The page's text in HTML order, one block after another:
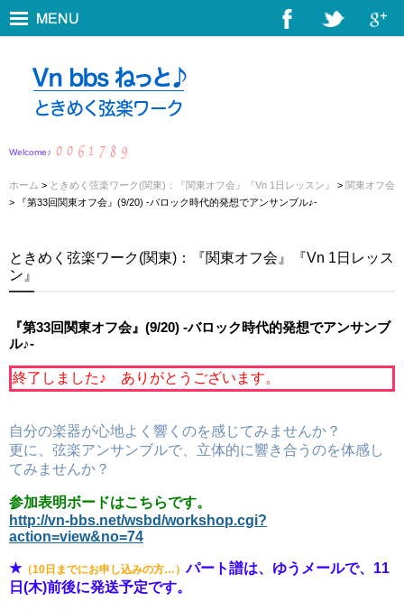
Welcome♪
ホーム > ときめく弦楽ワーク(関東)：『関東オフ会』『Vn 1日レッスン』 > 関東オフ会
> 『第33回関東オフ会』(9/20) -バロック時代的発想でアンサンブル♪-
ときめく弦楽ワーク(関東)：『関東オフ会』『Vn 1日レッス
ン』
『第33回関東オフ会』(9/20) -バロック時代的発想でアンサンブ
ル♪-
終了しました♪ ありがとうございます。
自分の楽器が心地よく響くのを感じてみませんか？
更に、弦楽アンサンブルで、立体的に響き合うのを体感し
てみませんか？
参加表明ボードはこちらです。
http://vn-bbs.net/wsbd/workshop.cgi?
action=view&no=74
★（10日までにお申し込みの方…）パート譜は、ゆうメールで、 11
日 (木)前後に発送予定です。